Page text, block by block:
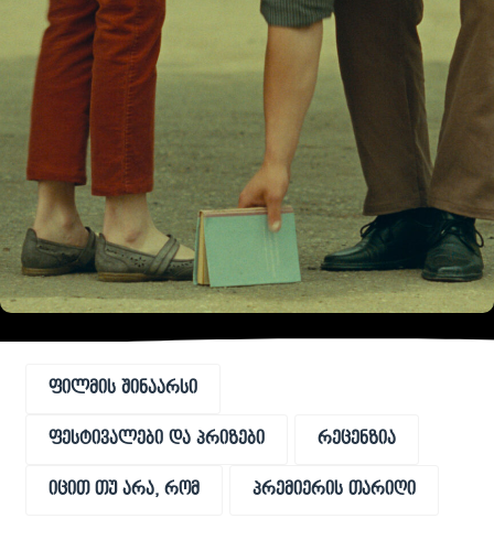
ფილმის შინაარსი
ფესტივალები და პრიზები რეცენზია
იცით თუ არა, რომ პრემიერის თარიღი